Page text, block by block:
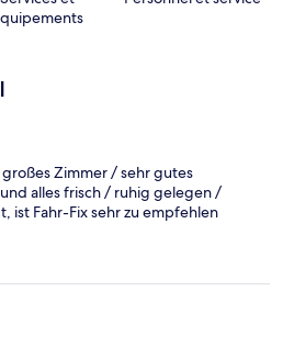
Zimmer / sehr gutes
alles frisch / ruhig gelegen /
ist Fahr-Fix sehr zu empfehlen